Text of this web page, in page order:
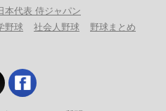
本代表 侍ジャパン
野球 社会人野球 野球まとめ